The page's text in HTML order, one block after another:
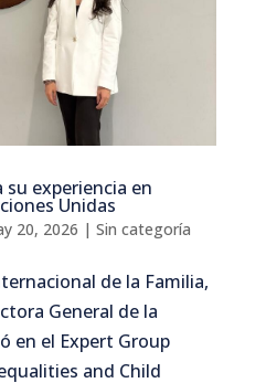
su experiencia en
Unidas
20, 2026 | Sin categoría
de la Familia,
General de la
en el Expert Group
and Child